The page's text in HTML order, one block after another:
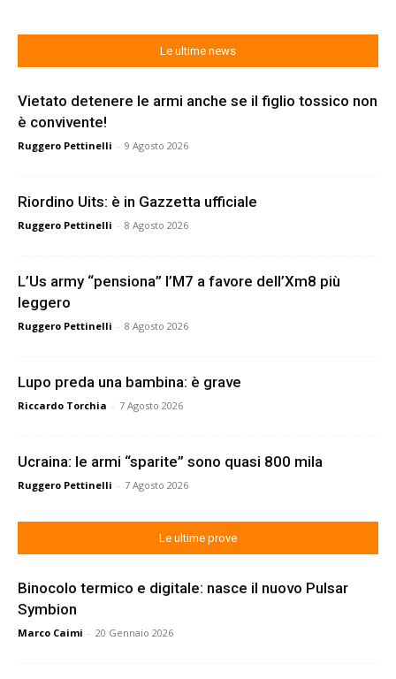
Le ultime news
Vietato detenere le armi anche se il figlio tossico non
è convivente!
Ruggero Pettinelli - 9 Agosto 2026
Riordino Uits: è in Gazzetta ufficiale
Ruggero Pettinelli - 8 Agosto 2026
L’Us army “pensiona” l’M7 a favore dell’Xm8 più
leggero
Ruggero Pettinelli - 8 Agosto 2026
Lupo preda una bambina: è grave
Riccardo Torchia - 7 Agosto 2026
Ucraina: le armi “sparite” sono quasi 800 mila
Ruggero Pettinelli - 7 Agosto 2026
Le ultime prove
Binocolo termico e digitale: nasce il nuovo Pulsar
Symbion
Marco Caimi - 20 Gennaio 2026